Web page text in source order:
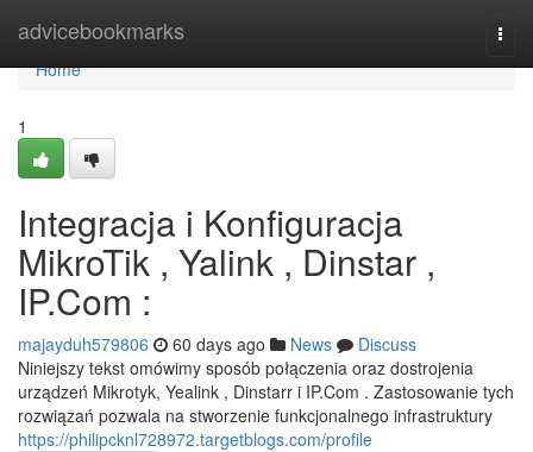
advicebookmarks
Home
Home
1
Integracja i Konfiguracja
MikroTik , Yalink , Dinstar ,
IP.Com :
majayduh579806 60 days ago News
Discuss
Niniejszy tekst omówimy sposób połączenia oraz dostrojenia
urządzeń Mikrotyk, Yealink , Dinstarr i IP.Com . Zastosowanie tych
rozwiązań pozwala na stworzenie funkcjonalnego infrastruktury
https://philipcknl728972.targetblogs.com/profile